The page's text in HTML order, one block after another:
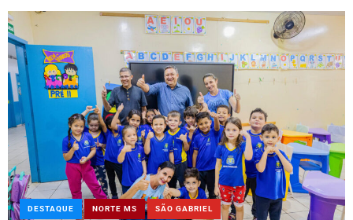
DESTAQUE NORTE MS SÃO GABRIEL